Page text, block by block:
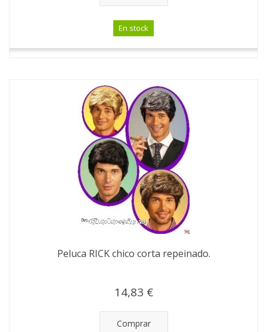
En stock
Peluca RICK chico corta repeinado.
14,83 €
Comprar